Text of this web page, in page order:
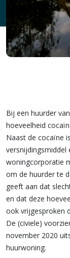
Bij een huurder
hoeveelheid
Naast de cocaïne
versnijdingsmiddel
woningcorporatie
om de huurder te
geeft aan dat
en dat deze
ook vrijgesproken
De (civiele)
november 2020
huurwoning.